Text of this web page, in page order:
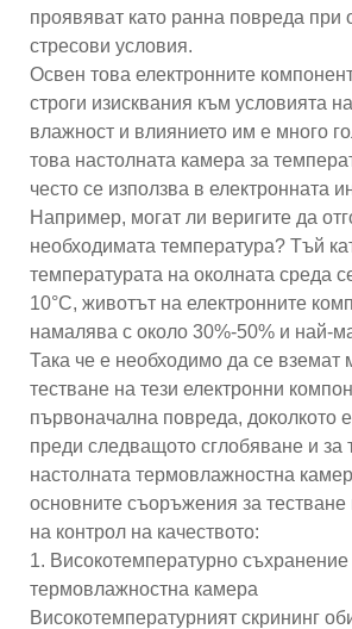
проявяват като ранна повреда при
стресови условия.
Освен това електронните
строги изисквания към условията
влажност и влиянието им е много
това настолната камера за
често се използва в електронната
Например, могат ли веригите да
необходимата температура? Тъй
температурата на околната среда
10°C, животът на електронните
намалява с около 30%-50% и най-
Така че е необходимо да се вземат
тестване на тези електронни
първоначална повреда, доколкото
преди следващото сглобяване и за
настолната термовлажностна
основните съоръжения за
на контрол на качеството:
1. Високотемпературно
термовлажностна камера
Високотемпературният скрининг